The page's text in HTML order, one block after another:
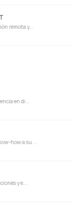
remota y...
en di...
how a su ...
y e...